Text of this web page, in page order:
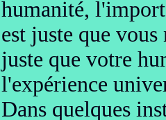
humanité,
est juste que
juste que votre
l'expérience
Dans quelques